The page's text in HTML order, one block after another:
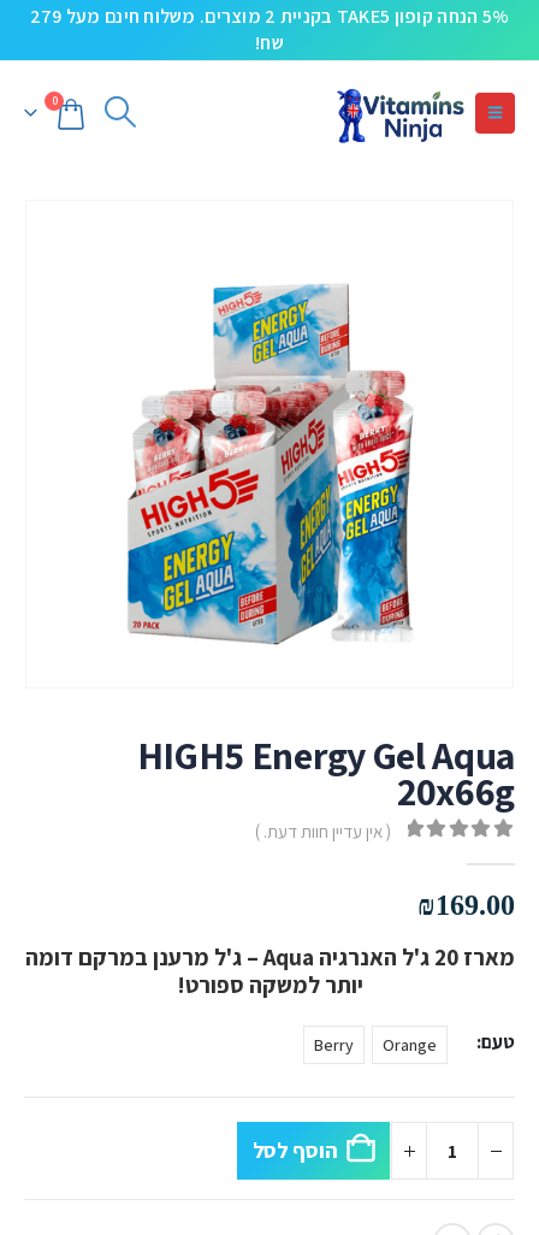
5% הנחה קופון TAKE5 בקניית 2 מוצרים. משלוח חינם מעל 279
שח!
0
HIGH5 Energy Gel Aqua
20x66g
( אין עדיין חוות דעת. )
₪169.00
מארז 20 ג'ל האנרגיה Aqua – ג'ל מרענן במרקם דומה
יותר למשקה ספורט!
טעם Orange
Berry
הוסף לסל